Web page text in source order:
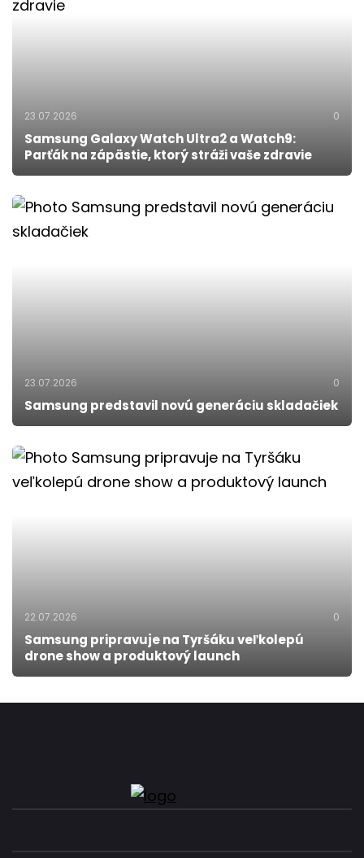
23.07.2026 0
Samsung Galaxy Watch Ultra2 a Watch9:
Parťák na zápästie, ktorý stráži vaše zdravie
23.07.2026 0
Samsung predstavil novú generáciu skladačiek
22.07.2026 0
Samsung pripravuje na Tyršáku veľkolepú
drone show a produktový launch